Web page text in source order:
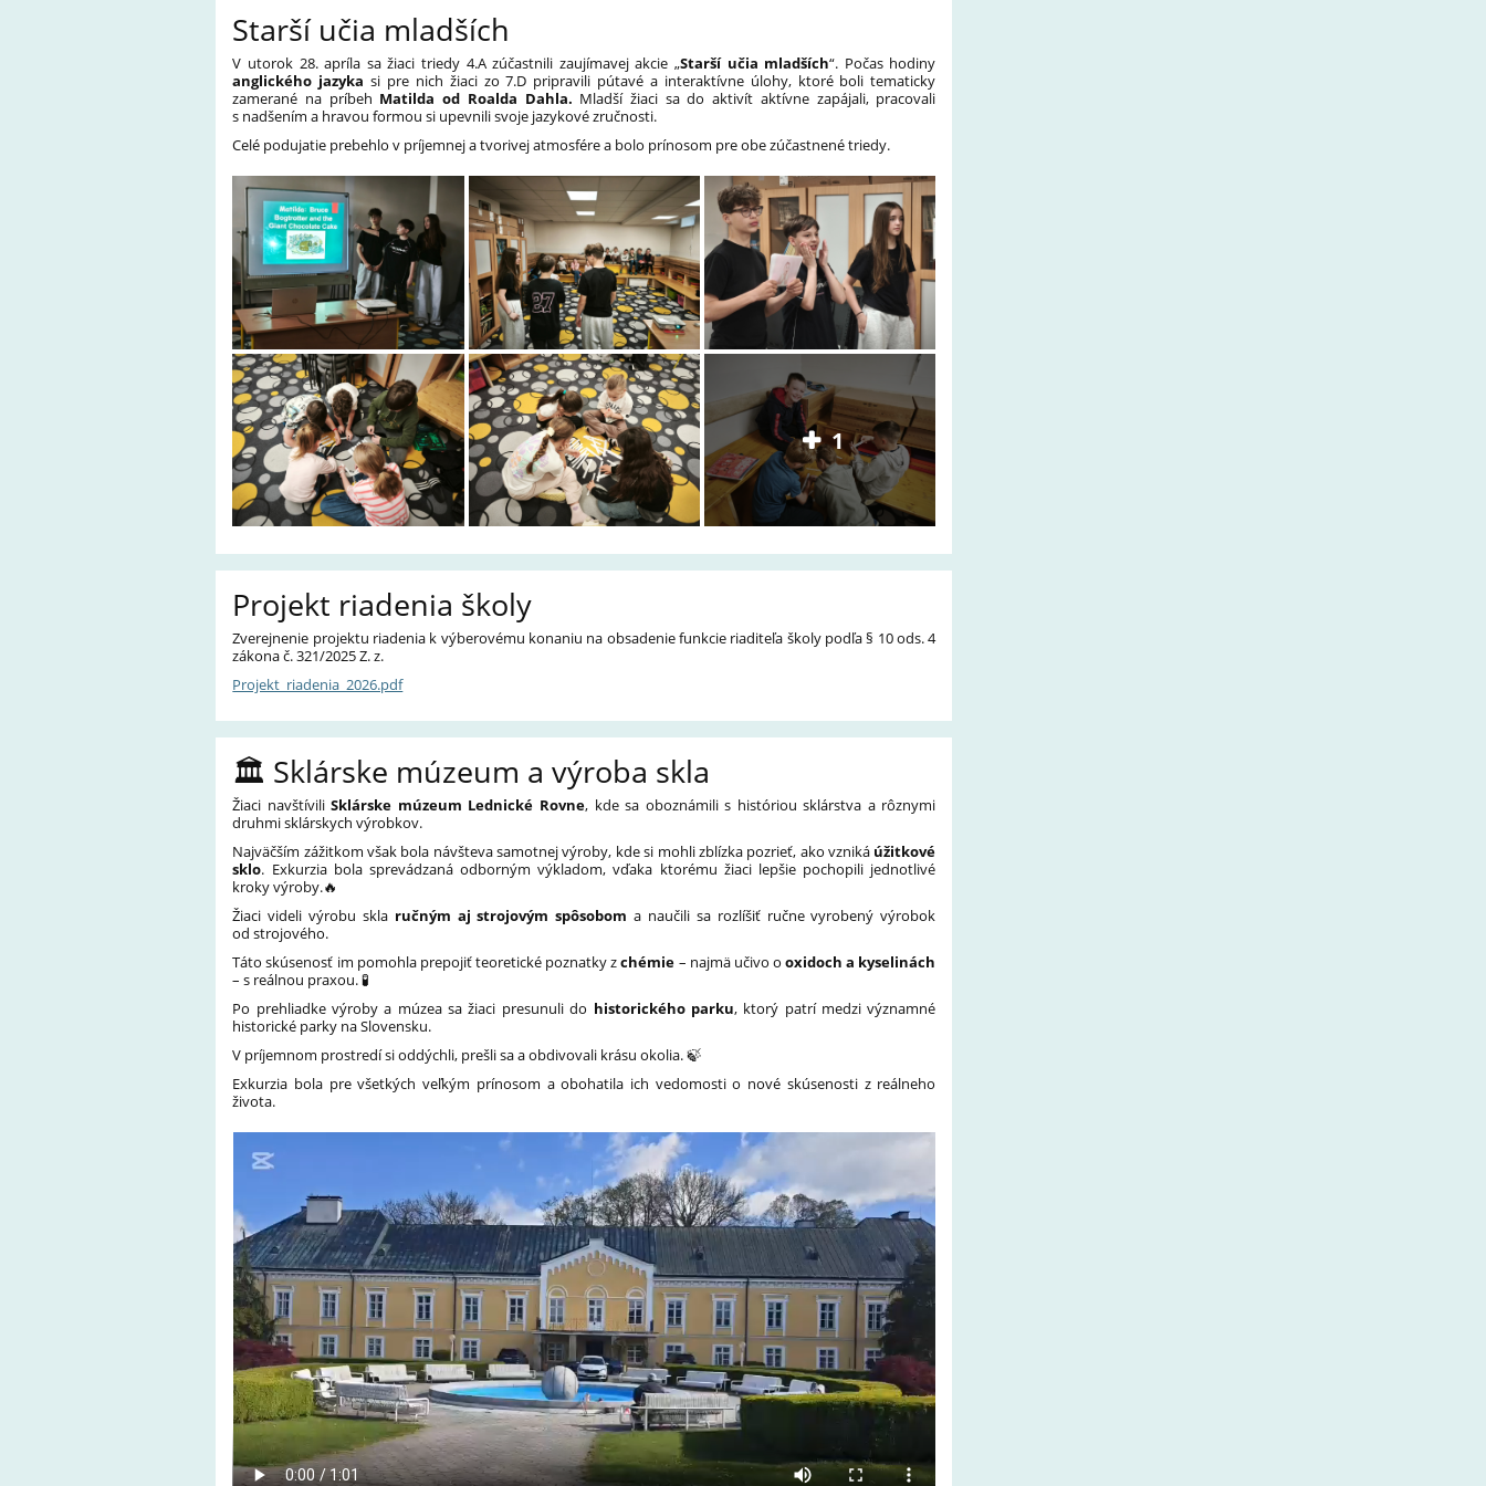
Starší učia mladších
V utorok 28. apríla sa žiaci triedy 4.A zúčastnili zaujímavej akcie „Starší učia mladších“. Počas hodiny
anglického jazyka si pre nich žiaci zo 7.D pripravili pútavé a interaktívne úlohy, ktoré boli tematicky
zamerané na príbeh Matilda od Roalda Dahla. Mladší žiaci sa do aktivít aktívne zapájali, pracovali
s nadšením a hravou formou si upevnili svoje jazykové zručnosti.
Celé podujatie prebehlo v príjemnej a tvorivej atmosfére a bolo prínosom pre obe zúčastnené triedy.
1
Projekt riadenia školy
Zverejnenie projektu riadenia k výberovému konaniu na obsadenie funkcie riaditeľa školy podľa § 10 ods. 4
zákona č. 321/2025 Z. z.
Projekt_riadenia_2026.pdf
🏛️ Sklárske múzeum a výroba skla
Žiaci navštíviliSklárske múzeum Lednické Rovne, kde sa oboznámili s históriou sklárstva a rôznymi
druhmi sklárskych výrobkov.
Najväčším zážitkom však bola návšteva samotnej výroby, kde si mohli zblízka pozrieť, ako vzniká úžitkové
sklo. Exkurzia bola sprevádzaná odborným výkladom, vďaka ktorému žiaci lepšie pochopili jednotlivé
kroky výroby.🔥
Žiaci videli výrobu skla ručným aj strojovým spôsobom a naučili sa rozlíšiť ručne vyrobený výrobok
od strojového.
Táto skúsenosť im pomohla prepojiť teoretické poznatky zchémie – najmä učivo ooxidoch a kyselinách
– s reálnou praxou. 🧪
Po prehliadke výroby a múzea sa žiaci presunuli do historického parku, ktorý patrí medzi významné
historické parky na Slovensku.
V príjemnom prostredí si oddýchli, prešli sa a obdivovali krásu okolia. 🍃
Exkurzia bola pre všetkých veľkým prínosom a obohatila ich vedomosti o nové skúsenosti z reálneho
života.